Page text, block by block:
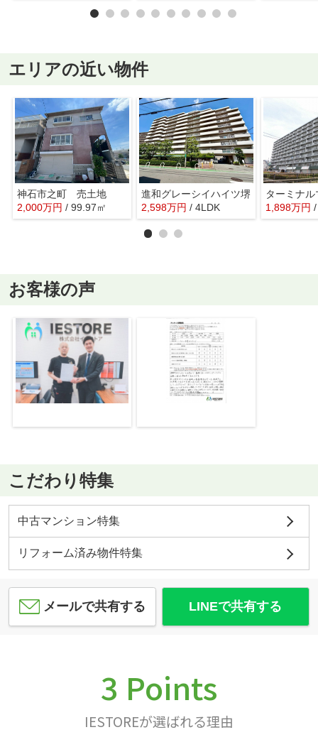
エリアの近い物件
神石市之町 売土地
2,000万円 / 99.97㎡
進和グレーシイハイツ堺
2,598万円 / 4LDK 1,898万円
お客様の声
こだわり特集
中古マンション特集
リフォーム済み物件特集
メールで共有する LINEで共有する
3 Points
IESTOREが選ばれる理由